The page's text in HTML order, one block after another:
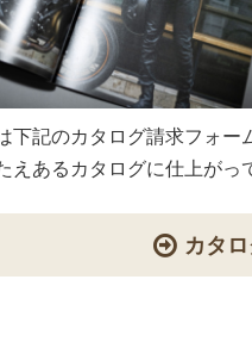
下記のカタログ請求フォ
えあるカタログに仕上がっ
カタ